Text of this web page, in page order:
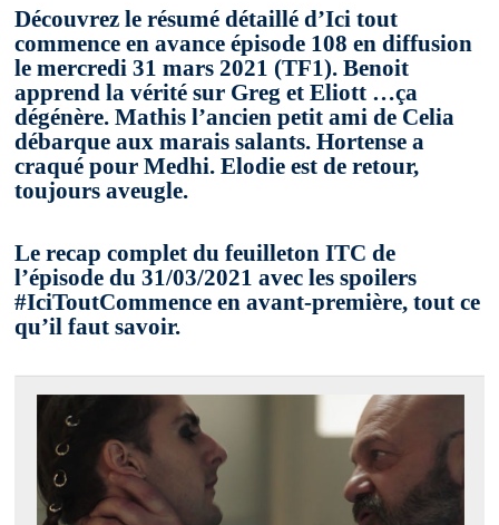
Découvrez le résumé détaillé d’Ici tout
commence en avance épisode 108 en diffusion
le mercredi 31 mars 2021 (TF1). Benoit
apprend la vérité sur Greg et Eliott …ça
dégénère. Mathis l’ancien petit ami de Celia
débarque aux marais salants. Hortense a
craqué pour Medhi. Elodie est de retour,
toujours aveugle.
Le recap complet du feuilleton ITC de
l’épisode du 31/03/2021 avec les spoilers
#IciToutCommence en avant-première, tout ce
qu’il faut savoir.